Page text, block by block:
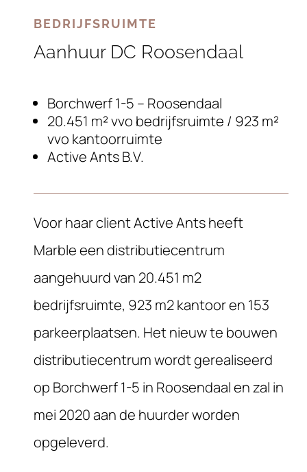
BEDRIJFSRUIMTE
Aanhuur DC Roosendaal
Borchwerf 1-5 – Roosendaal
20.451 m² vvo bedrijfsruimte / 923 m²
vvo kantoorruimte
Active Ants B.V.
Voor haar client Active Ants heeft
Marble een distributiecentrum
aangehuurd van 20.451 m2
bedrijfsruimte, 923 m2 kantoor en 153
parkeerplaatsen. Het nieuw te bouwen
distributiecentrum wordt gerealiseerd
op Borchwerf 1-5 in Roosendaal en zal in
mei 2020 aan de huurder worden
opgeleverd.